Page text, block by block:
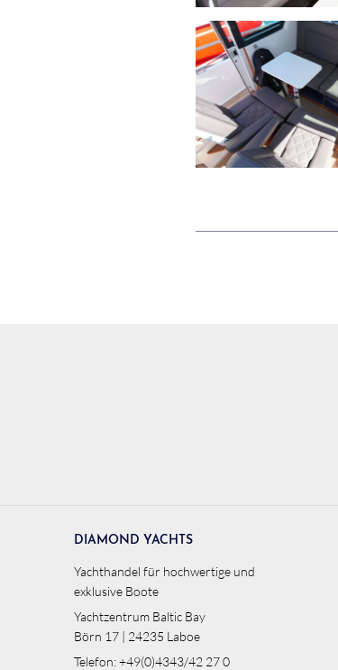
DIAMOND YACHTS
Yachthandel für hochwertige und
exklusive Boote
Yachtzentrum Baltic Bay
Börn 17 | 24235 Laboe
Telefon: +49(0)4343/42 27 0